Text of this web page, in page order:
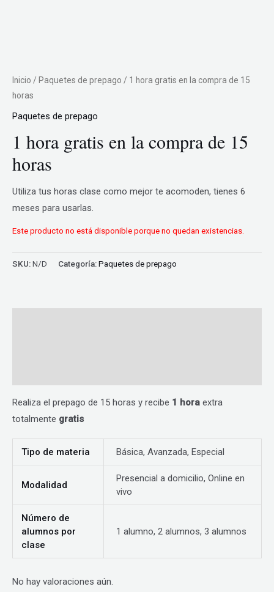
Inicio / Paquetes de prepago / 1 hora gratis en la compra de 15
horas
Paquetes de prepago
1 hora gratis en la compra de 15
horas
Utiliza tus horas clase como mejor te acomoden, tienes 6
meses para usarlas.
Este producto no está disponible porque no quedan existencias.
SKU:N/D Categoría:Paquetes de prepago
Realiza el prepago de 15 horas y recibe 1 hora extra
totalmente gratis
Tipo de materia Básica, Avanzada, Especial
Modalidad
Presencial a domicilio, Online en
vivo
Número de
alumnos por
clase
1 alumno, 2 alumnos, 3 alumnos
No hay valoraciones aún.